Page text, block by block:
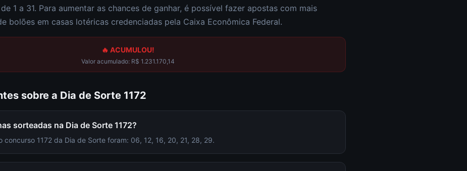
1 a 31. Para aumentar as chances de ganhar, é possível fazer apostas com mais
bolões em casas lotéricas credenciadas pela Caixa Econômica Federal.
🔥 ACUMULOU!
Valor acumulado: R$ 1.231.170,14
sobre a Dia de Sorte 1172
sorteadas na Dia de Sorte 1172?
concurso 1172 da Dia de Sorte foram: 06, 12, 16, 20, 21, 28, 29.